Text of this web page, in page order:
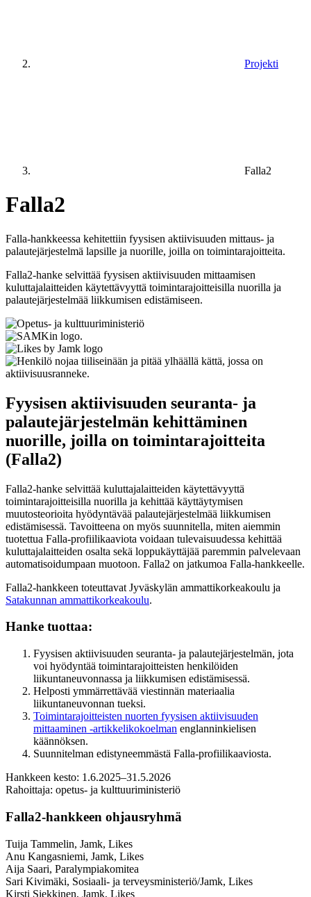
Projekti
Falla2
Falla2
Falla-hankkeessa kehitettiin fyysisen aktiivisuuden mittaus- ja
palautejärjestelmä lapsille ja nuorille, joilla on toimintarajoitteita.
Falla2-hanke selvittää fyysisen aktiivisuuden mittaamisen
kuluttajalaitteiden käytettävyyttä toimintarajoitteisilla nuorilla ja
palautejärjestelmää liikkumisen edistämiseen.
Fyysisen aktiivisuuden seuranta- ja
palautejärjestelmän kehittäminen
nuorille, joilla on toimintarajoitteita
(Falla2)
Falla2-hanke selvittää kuluttajalaitteiden käytettävyyttä
toimintarajoitteisilla nuorilla ja kehittää käyttäytymisen
muutosteorioita hyödyntävää palautejärjestelmää liikkumisen
edistämisessä. Tavoitteena on myös suunnitella, miten aiemmin
tuotettua Falla-profiilikaaviota voidaan tulevaisuudessa kehittää
kuluttajalaitteiden osalta sekä loppukäyttäjää paremmin palvelevaan
automatisoidumpaan muotoon. Falla2 on jatkumoa Falla-hankkeelle.
Falla2-hankkeen toteuttavat Jyväskylän ammattikorkeakoulu ja
Satakunnan ammattikorkeakoulu.
Hanke tuottaa:
Fyysisen aktiivisuuden seuranta- ja palautejärjestelmän, jota
voi hyödyntää toimintarajoitteisten henkilöiden
liikuntaneuvonnassa ja liikkumisen edistämisessä.
Helposti ymmärrettävää viestinnän materiaalia
liikuntaneuvonnan tueksi.
Toimintarajoitteisten nuorten fyysisen aktiivisuuden
mittaaminen -artikkelikokoelman englanninkielisen
käännöksen.
Suunnitelman edistyneemmästä Falla-profiilikaaviosta.
Hankkeen kesto: 1.6.2025–31.5.2026
Rahoittaja: opetus- ja kulttuuriministeriö
Falla2-hankkeen ohjausryhmä
Tuija Tammelin, Jamk, Likes
Anu Kangasniemi, Jamk, Likes
Aija Saari, Paralympiakomitea
Sari Kivimäki, Sosiaali- ja terveysministeriö/Jamk, Likes
Kirsti Siekkinen, Jamk, Likes